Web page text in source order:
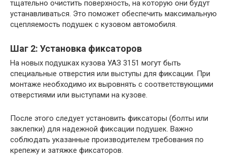
тщательно очистить поверхность, на которую они будут
устанавливаться. Это поможет обеспечить максимальную
сцепляемость подушек с кузовом автомобиля.
Шаг 2: Установка фиксаторов
На новых подушках кузова УАЗ 3151 могут быть
специальные отверстия или выступы для фиксации. При
монтаже необходимо их выровнять с соответствующими
отверстиями или выступами на кузове.
После этого следует установить фиксаторы (болты или
заклепки) для надежной фиксации подушек. Важно
соблюдать указанные производителем требования по
крепежу и затяжке фиксаторов.